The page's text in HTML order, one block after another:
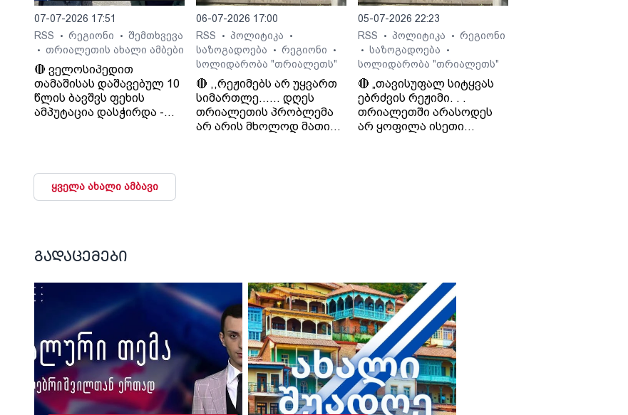
07-07-2026 17:51
RSS
• რეგიონი • შემთხვევა
• თრიალეთის ახალი ამბები
🔴 ველოსიპედით
თამაშისას დაშავებულ 10
წლის ბავშვს ფეხის
ამპუტაცია დასჭირდა -
06-07-2026 17:00
RSS
• პოლიტიკა •
საზოგადოება • რეგიონი •
სოლიდარობა "თრიალეთს"
🔴 ,,რეჟიმებს არ უყვართ
სიმართლე...... დღეს
თრიალეთის პრობლემა
არ არის მხოლოდ მათი
05-07-2026 22:23
RSS
• პოლიტიკა • რეგიონი
• საზოგადოება •
სოლიდარობა "თრიალეთს"
🔴 „თავისუფალ სიტყვას
ებრძვის რეჟიმი. . .
თრიალეთში არასოდეს
არ ყოფილა ისეთი
ყველა ახალი ამბავი
გადაცემები